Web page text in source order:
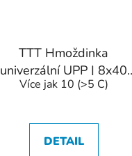
TTT Hmoždinka
univerzální UPP | 8x40
mm 1bal/100ks
Více jak 10 (>5 C)
DETAIL